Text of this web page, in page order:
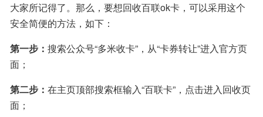
大家所记得了。那么，要想回收百联ok卡，可以采用这个
安全简便的方法，如下：
第一步： 搜索公众号“多米收卡”，从“卡券转让”进入官方页
面；
第二步： 在主页顶部搜索框输入“百联卡”，点击进入回收页
面；